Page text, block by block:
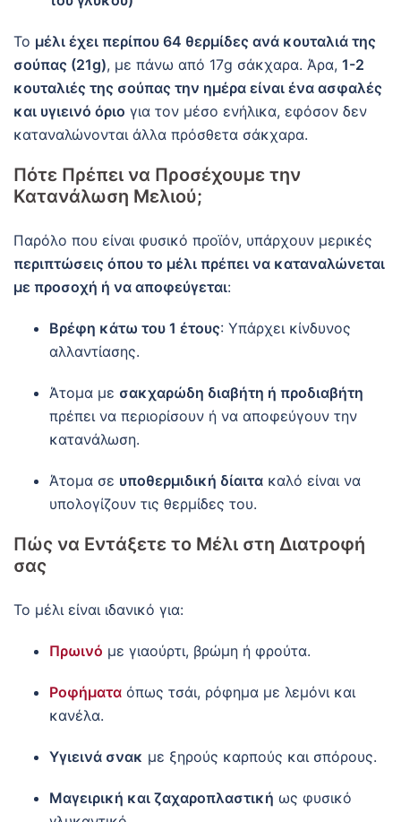
Το μέλι έχει περίπου 64 θερμίδες ανά κουταλιά της
σούπας (21g), με πάνω από 17g σάκχαρα. Άρα, 1-2
κουταλιές της σούπας την ημέρα είναι ένα ασφαλές
και υγιεινό όριο για τον μέσο ενήλικα, εφόσον δεν
καταναλώνονται άλλα πρόσθετα σάκχαρα.
Πότε Πρέπει να Προσέχουμε την
Κατανάλωση Μελιού;
Παρόλο που είναι φυσικό προϊόν, υπάρχουν μερικές
περιπτώσεις όπου το μέλι πρέπει να καταναλώνεται
με προσοχή ή να αποφεύγεται:
Βρέφη κάτω του 1 έτους: Υπάρχει κίνδυνος
αλλαντίασης.
Άτομα με σακχαρώδη διαβήτη ή προδιαβήτη
πρέπει να περιορίσουν ή να αποφεύγουν την
κατανάλωση.
Άτομα σε υποθερμιδική δίαιτα καλό είναι να
υπολογίζουν τις θερμίδες του.
Πώς να Εντάξετε το Μέλι στη Διατροφή
σας
Το μέλι είναι ιδανικό για:
Πρωινό με γιαούρτι, βρώμη ή φρούτα.
Ροφήματα όπως τσάι, ρόφημα με λεμόνι και
κανέλα.
Υγιεινά σνακ με ξηρούς καρπούς και σπόρους.
Μαγειρική και ζαχαροπλαστική ως φυσικό